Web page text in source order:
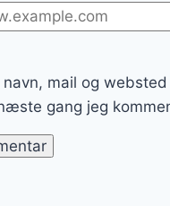
navn, mail og
gang jeg